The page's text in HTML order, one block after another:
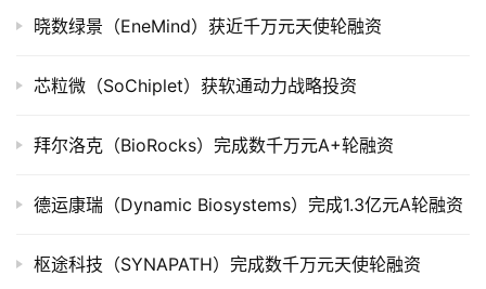
司
市
创
数
据
晓数绿景（EneMind）获近千万元天使轮融资
芯粒微（SoChiplet）获软通动力战略投资
拜尔洛克（BioRocks）完成数千万元A+轮融资
德运康瑞（Dynamic Biosystems）完成1.3亿元A轮融资
枢途科技（SYNAPATH）完成数千万元天使轮融资